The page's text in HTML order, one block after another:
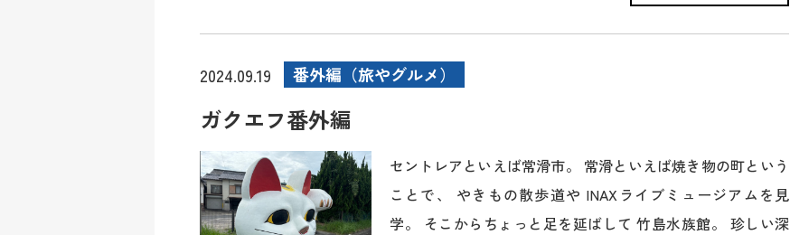
2024.09.19 番外編（旅やグルメ）
ガクエフ番外編
セントレアといえば常滑市。 常滑といえば焼き物の町という
ことで、 やきもの散歩道や INAXライブミュージアムを見
学。 そこからちょっと足を延ばして 竹島水族館。 珍しい深